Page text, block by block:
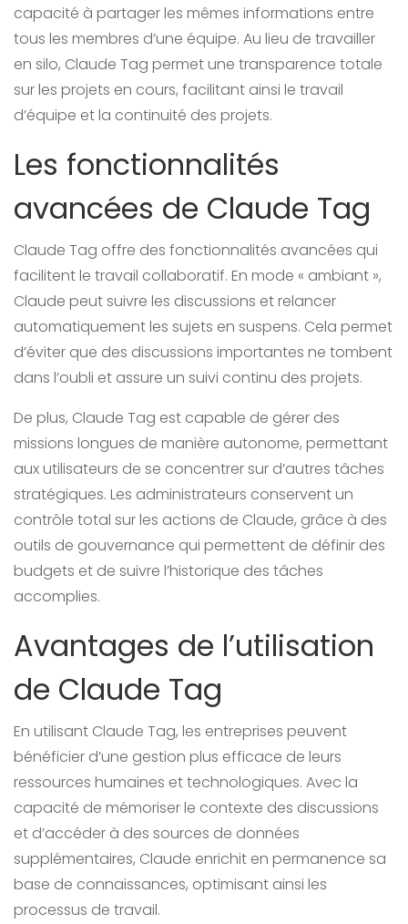
capacité à partager les mêmes informations entre
tous les membres d’une équipe. Au lieu de travailler
en silo, Claude Tag permet une transparence totale
sur les projets en cours, facilitant ainsi le travail
d’équipe et la continuité des projets.
Les fonctionnalités
avancées de Claude Tag
Claude Tag offre des fonctionnalités avancées qui
facilitent le travail collaboratif. En mode « ambiant »,
Claude peut suivre les discussions et relancer
automatiquement les sujets en suspens. Cela permet
d’éviter que des discussions importantes ne tombent
dans l’oubli et assure un suivi continu des projets.
De plus, Claude Tag est capable de gérer des
missions longues de manière autonome, permettant
aux utilisateurs de se concentrer sur d’autres tâches
stratégiques. Les administrateurs conservent un
contrôle total sur les actions de Claude, grâce à des
outils de gouvernance qui permettent de définir des
budgets et de suivre l’historique des tâches
accomplies.
Avantages de l’utilisation
de Claude Tag
En utilisant Claude Tag, les entreprises peuvent
bénéficier d’une gestion plus efficace de leurs
ressources humaines et technologiques. Avec la
capacité de mémoriser le contexte des discussions
et d’accéder à des sources de données
supplémentaires, Claude enrichit en permanence sa
base de connaissances, optimisant ainsi les
processus de travail.